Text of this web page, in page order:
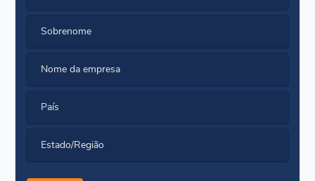
Sobrenome
Nome da empresa
País
Estado/Região